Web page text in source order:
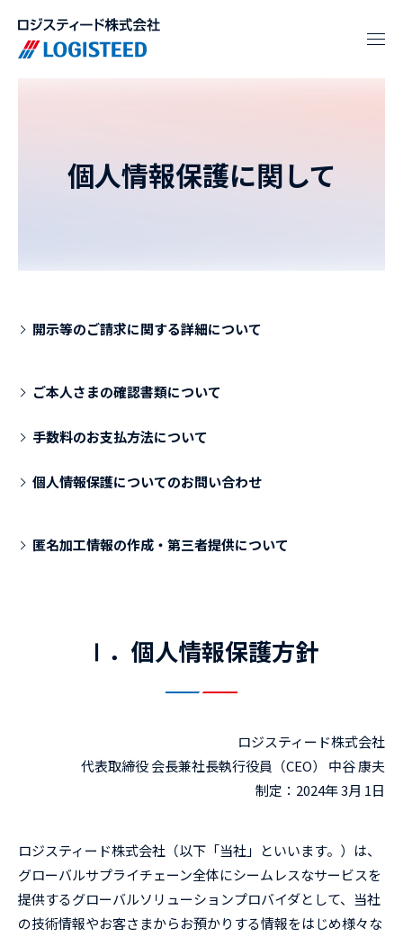
個人情報保護に関して
開示等のご請求に関する詳細について
ご本人さまの確認書類について
手数料のお支払方法について
個人情報保護についてのお問い合わせ
匿名加工情報の作成・第三者提供について
Ⅰ．個人情報保護方針
ロジスティード株式会社
代表取締役 会長兼社長執行役員（CEO） 中谷 康夫
制定：2024年 3月 1日
ロジスティード株式会社（以下「当社」といいます。）は、
グローバルサプライチェーン全体にシームレスなサービスを
提供するグローバルソリューションプロバイダとして、当社
の技術情報やお客さまからお預かりする情報をはじめ様々な